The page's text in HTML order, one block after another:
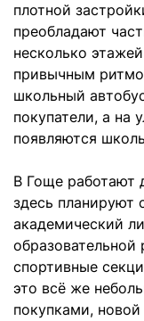
плотной
преобладают
несколько
привычным
школьный
покупатели, а на
появляются
В Гоще работают
здесь планируют
академический
спортивные
это всё же
покупками,